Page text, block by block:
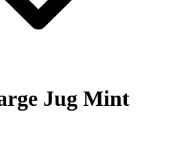
Jug Mint